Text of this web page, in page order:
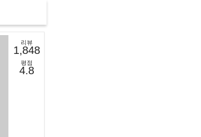
리뷰
1,848
평점
4.8